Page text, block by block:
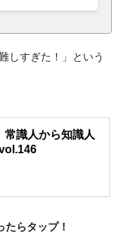
しすぎた！」という
常識人から知識人
らタップ！